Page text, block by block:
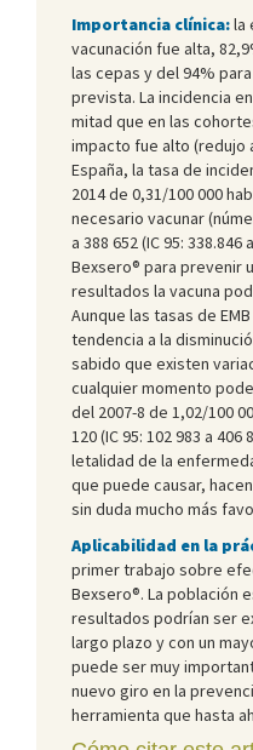
Importancia clínica:la
vacunación fue alta,
las cepas y del 94%
prevista. La incidencia
mitad que en las
impacto fue alto (redujo
España, la tasa de
2014 de 0,31/100 000
necesario vacunar
a 388 652 (IC 95:
Bexsero® para prevenir
resultados la vacuna
Aunque las tasas de
tendencia a la
sabido que existen
cualquier momento
del 2007-8 de 1,02/100
120 (IC 95: 102 983 a
letalidad de la
que puede causar,
sin duda mucho más
Aplicabilidad en la
primer trabajo sobre
Bexsero®. La población
resultados podrían ser
largo plazo y con un
puede ser muy
nuevo giro en la
herramienta que hasta